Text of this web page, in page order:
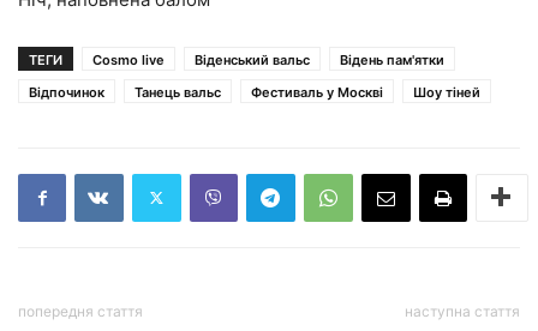
ТЕГИ Cosmo live Віденський вальс
Відень пам'ятки
Відпочинок
Танець вальс Фестиваль у Москві Шоу тіней
попередня стаття наступна стаття